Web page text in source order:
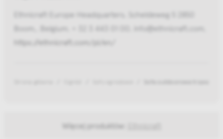
Ethnicraft Europe Headquarters, Scheldeweg 5 2850
Boom,, Belgium, + 32 3 443 01 00, info@ethnicraft.com,
https://ethnicraft.com/pl/en/
Więcej produktów: